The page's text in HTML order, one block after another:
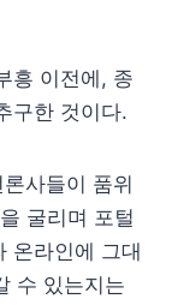
흥 이전에, 종
구한 것이다.
사들이 품위
굴리며 포털
온라인에 그대
수 있는지는